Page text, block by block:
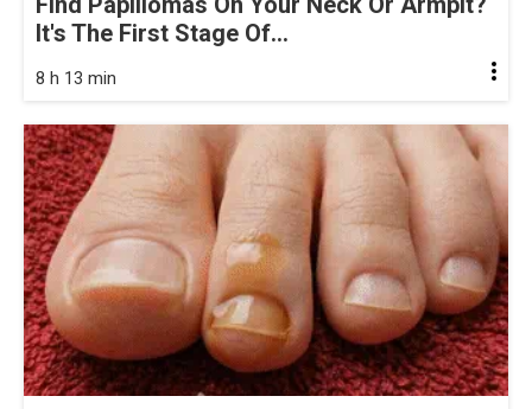
It's The First Stage Of...
8 h 13 min